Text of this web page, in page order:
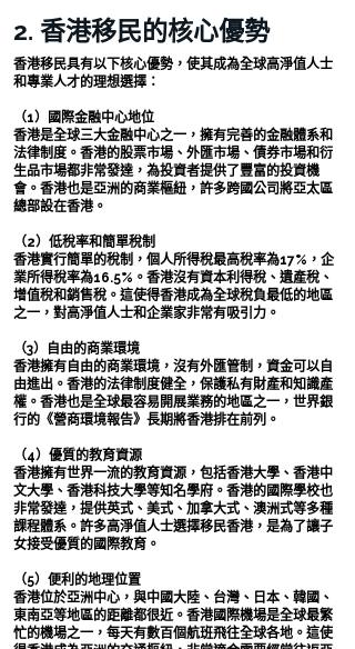
2. 香港移民的核心優勢
香港移民具有以下核心優勢，使其成為全球高淨值人士
和專業人才的理想選擇：
（1）國際金融中心地位
香港是全球三大金融中心之一，擁有完善的金融體系和
法律制度。香港的股票市場、外匯市場、債券市場和衍
生品市場都非常發達，為投資者提供了豐富的投資機
會。香港也是亞洲的商業樞紐，許多跨國公司將亞太區
總部設在香港。
（2）低稅率和簡單稅制
香港實行簡單的稅制，個人所得稅最高稅率為17%，企
業所得稅率為16.5%。香港沒有資本利得稅、遺產稅、
增值稅和銷售稅。這使得香港成為全球稅負最低的地區
之一，對高淨值人士和企業家非常有吸引力。
（3）自由的商業環境
香港擁有自由的商業環境，沒有外匯管制，資金可以自
由進出。香港的法律制度健全，保護私有財產和知識產
權。香港也是全球最容易開展業務的地區之一，世界銀
行的《營商環境報告》長期將香港排在前列。
（4）優質的教育資源
香港擁有世界一流的教育資源，包括香港大學、香港中
文大學、香港科技大學等知名學府。香港的國際學校也
非常發達，提供英式、美式、加拿大式、澳洲式等多種
課程體系。許多高淨值人士選擇移民香港，是為了讓子
女接受優質的國際教育。
（5）便利的地理位置
香港位於亞洲中心，與中國大陸、台灣、日本、韓國、
東南亞等地區的距離都很近。香港國際機場是全球最繁
忙的機場之一，每天有數百個航班飛往全球各地。這使